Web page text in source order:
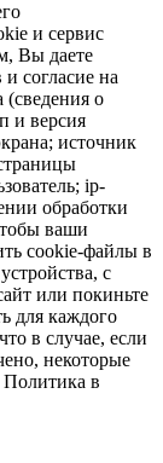
и сервис
Вы даете
согласие на
(сведения о
и версия
источник
ip-
обработки
ваши
cookie-файлы в
с
или покиньте
для каждого
в случае, если
некоторые
Политика в